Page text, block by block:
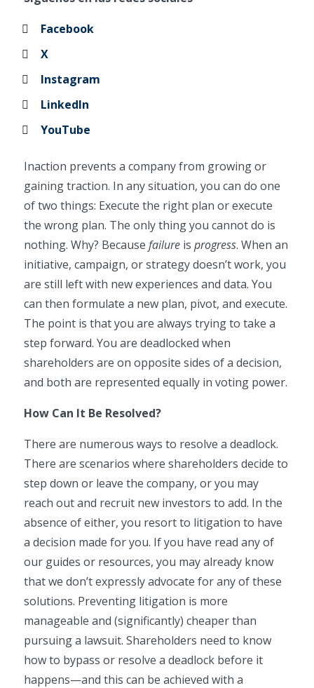
Facebook
X
Instagram
LinkedIn
YouTube
Inaction prevents a company from growing or
gaining traction. In any situation, you can do one
of two things: Execute the right plan or execute
the wrong plan. The only thing you cannot do is
nothing. Why? Becausefailure isprogress. When an
initiative, campaign, or strategy doesn’t work, you
are still left with new experiences and data. You
can then formulate a new plan, pivot, and execute.
The point is that you are always trying to take a
step forward. You are deadlocked when
shareholders are on opposite sides of a decision,
and both are represented equally in voting power.
How Can It Be Resolved?
There are numerous ways to resolve a deadlock.
There are scenarios where shareholders decide to
step down or leave the company, or you may
reach out and recruit new investors to add. In the
absence of either, you resort to litigation to have
a decision made for you. If you have read any of
our guides or resources, you may already know
that we don’t expressly advocate for any of these
solutions. Preventing litigation is more
manageable and (significantly) cheaper than
pursuing a lawsuit. Shareholders need to know
how to bypass or resolve a deadlock before it
happens—and this can be achieved with a